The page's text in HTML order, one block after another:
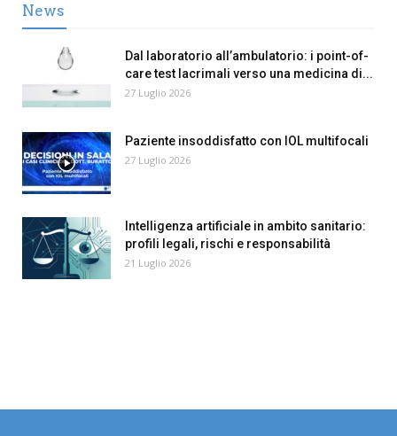
News
Dal laboratorio all’ambulatorio: i point-of-
care test lacrimali verso una medicina di...
27 Luglio 2026
Paziente insoddisfatto con IOL multifocali
27 Luglio 2026
Intelligenza artificiale in ambito sanitario:
profili legali, rischi e responsabilità
21 Luglio 2026